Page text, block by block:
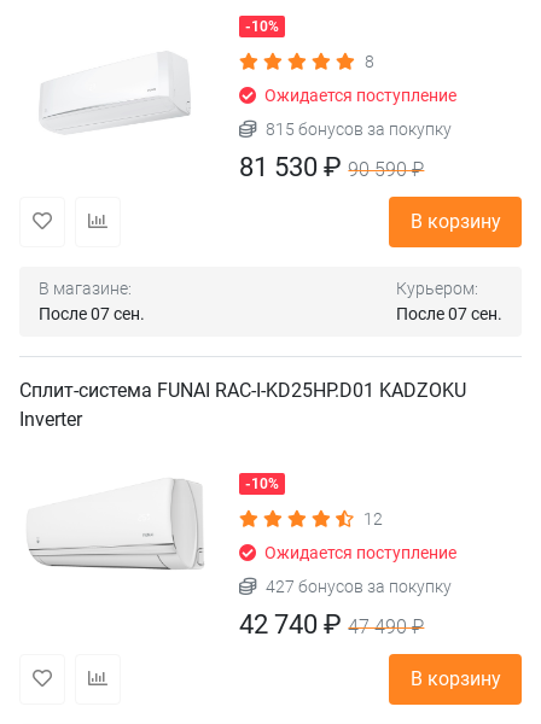
-10%
8
Ожидается поступление
815 бонусов за покупку
81 530 ₽90 590 ₽
В корзину
В магазине:
После 07 сен.
Курьером:
После 07 сен.
Сплит-система FUNAI RAC-I-KD25HP.D01 KADZOKU
Inverter
-10%
12
Ожидается поступление
427 бонусов за покупку
42 740 ₽47 490 ₽
В корзину